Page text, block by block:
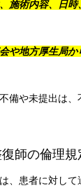
施術内容、日
や地方厚生局
備や未提出は
師の倫理規
、患者に対し